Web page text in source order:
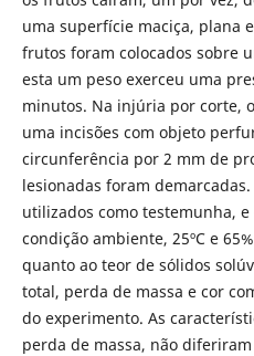
uma superfície maciça, plana
frutos foram colocados sobre
esta um peso exerceu uma
minutos. Na injúria por corte,
uma incisões com objeto
circunferência por 2 mm de
lesionadas foram
utilizados como testemunha,
condição ambiente, 25ºC e
quanto ao teor de sólidos
total, perda de massa e cor
do experimento. As
perda de massa, não